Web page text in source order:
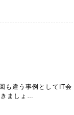
も違う事例としてIT会
ましょ